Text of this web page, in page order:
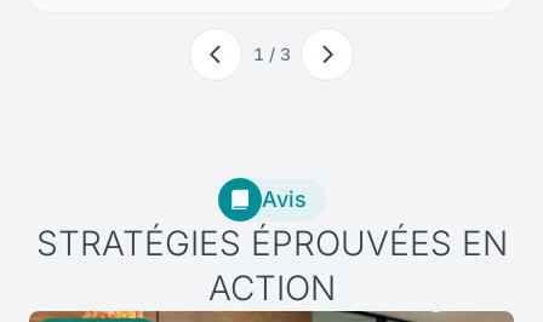
1 / 3
Avis
STRATÉGIES ÉPROUVÉES EN
ACTION